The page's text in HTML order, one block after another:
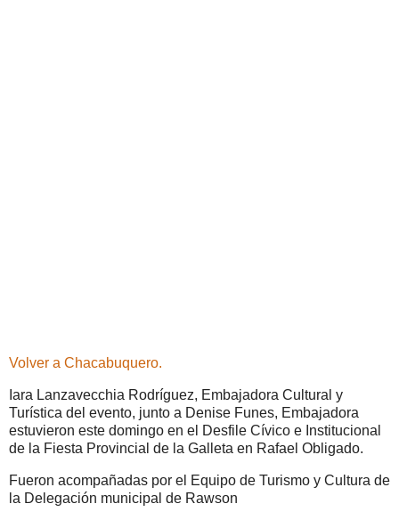
Volver a Chacabuquero.
Iara Lanzavecchia Rodríguez, Embajadora Cultural y
Turística del evento, junto a Denise Funes, Embajadora
estuvieron este domingo en el Desfile Cívico e Institucional
de la Fiesta Provincial de la Galleta en Rafael Obligado.
Fueron acompañadas por el Equipo de Turismo y Cultura de
la Delegación municipal de Rawson